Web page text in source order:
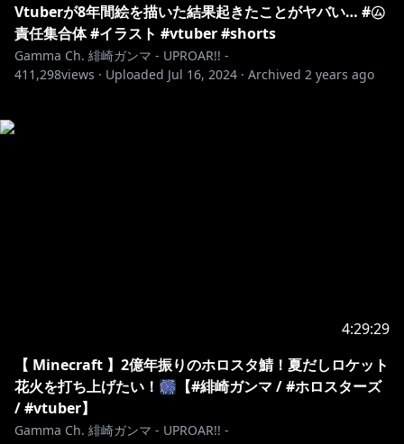
Vtuberが8年間絵を描いた結果起きたことがヤバい… #㋰
責任集合体 #イラスト #vtuber #shorts
Gamma Ch. 緋崎ガンマ - UPROAR!! -
411,298views · Uploaded Jul 16, 2024 · Archived 2 years ago
4:29:29
【 Minecraft 】2億年振りのホロスタ鯖！夏だしロケット
花火を打ち上げたい！🎆【#緋崎ガンマ / #ホロスターズ
/ #vtuber】
Gamma Ch. 緋崎ガンマ - UPROAR!! -